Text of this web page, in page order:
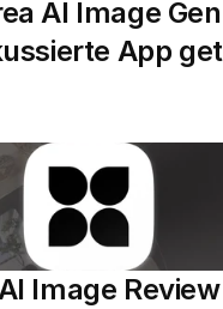
AI Image
App
Image